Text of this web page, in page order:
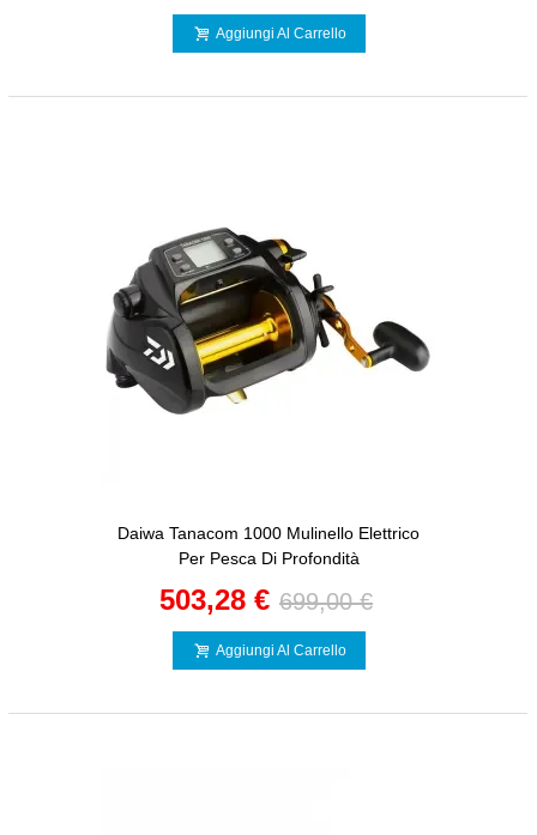
Aggiungi Al Carrello
Daiwa Tanacom 1000 Mulinello Elettrico
Per Pesca Di Profondità
503,28 € 699,00 €
Aggiungi Al Carrello